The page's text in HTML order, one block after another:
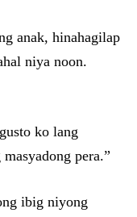
anak, hinahagilap
niya noon.
ko lang
pera.”
ibig niyong